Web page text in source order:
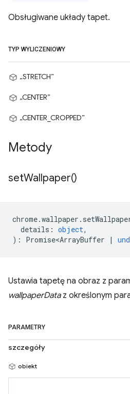
Obsługiwane układy tapet.
TYP WYLICZENIOWY
„STRETCH”
„CENTER”
„CENTER_CROPPED”
Metody
setWallpaper()
chrome.wallpaper .
details : object,
) : Promise<ArrayBuffer |
Ustawia tapetę na obraz z
wallpaperDataz określonym
PARAMETRY
szczegóły
obiekt